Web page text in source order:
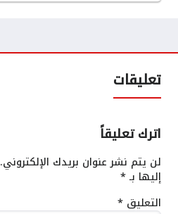
تعليقات
اترك تعليقاً
لن يتم نشر عنوان بريدك الإلكتروني.
إليها بـ*
التعليق *